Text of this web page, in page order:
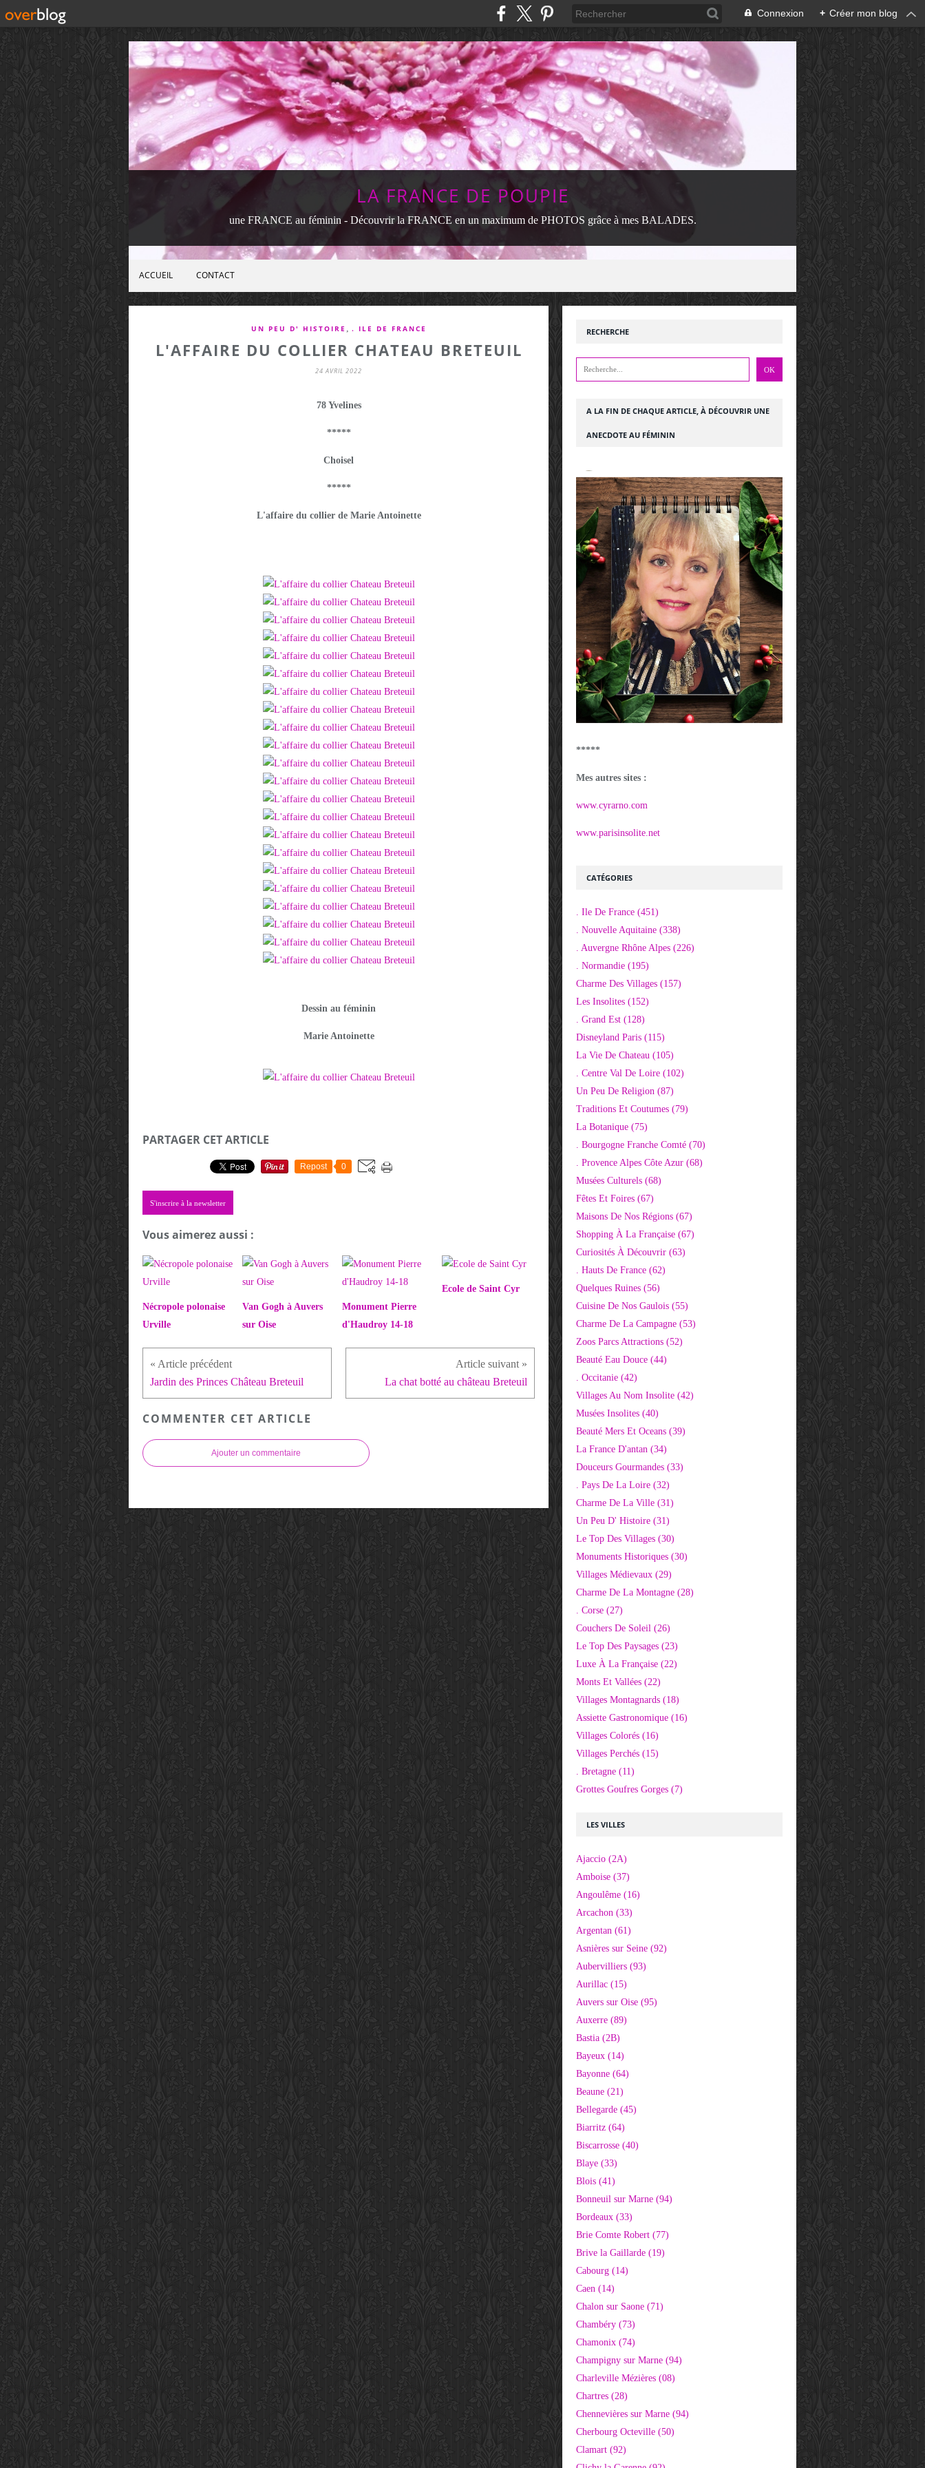
Connexion + Créer mon blog
LA FRANCE DE POUPIE
une FRANCE au féminin - Découvrir la FRANCE en un maximum de PHOTOS grâce à mes BALADES.
ACCUEIL CONTACT
UN PEU D' HISTOIRE . ILE DE FRANCE
L'AFFAIRE DU COLLIER CHATEAU BRETEUIL
24 AVRIL 2022
78 Yvelines
*****
Choisel
*****
L'affaire du collier de Marie Antoinette
Dessin au féminin
Marie Antoinette
PARTAGER CET ARTICLE
Repost 0
S'inscrire à la newsletter
Vous aimerez aussi :
Nécropole polonaise
Urville
Van Gogh à Auvers
sur Oise
Monument Pierre
d'Haudroy 14-18
Ecole de Saint Cyr
Jardin des Princes Château Breteuil La chat botté au château Breteuil
COMMENTER CET ARTICLE
Ajouter un commentaire
RECHERCHE
LES VILLES
Ajaccio (2A)
Amboise (37)
Angoulême (16)
Arcachon (33)
Argentan (61)
Asnières sur Seine (92)
Aubervilliers (93)
Aurillac (15)
Auvers sur Oise (95)
Auxerre (89)
Bastia (2B)
Bayeux (14)
Bayonne (64)
Beaune (21)
Bellegarde (45)
Biarritz (64)
Biscarrosse (40)
Blaye (33)
Blois (41)
Bonneuil sur Marne (94)
Bordeaux (33)
Brie Comte Robert (77)
Brive la Gaillarde (19)
Cabourg (14)
Caen (14)
Chalon sur Saone (71)
Chambéry (73)
Chamonix (74)
Champigny sur Marne (94)
Charleville Mézières (08)
Chartres (28)
Chennevières sur Marne (94)
Cherbourg Octeville (50)
Clamart (92)
CATÉGORIES
. Ile De France (451)
. Nouvelle Aquitaine (338)
. Auvergne Rhône Alpes (226)
. Normandie (195)
Charme Des Villages (157)
Les Insolites (152)
. Grand Est (128)
Disneyland Paris (115)
La Vie De Chateau (105)
. Centre Val De Loire (102)
Un Peu De Religion (87)
Traditions Et Coutumes (79)
La Botanique (75)
. Bourgogne Franche Comté (70)
. Provence Alpes Côte Azur (68)
Musées Culturels (68)
Fêtes Et Foires (67)
Maisons De Nos Régions (67)
Shopping À La Française (67)
Curiosités À Découvrir (63)
. Hauts De France (62)
Quelques Ruines (56)
Cuisine De Nos Gaulois (55)
Charme De La Campagne (53)
Zoos Parcs Attractions (52)
Beauté Eau Douce (44)
. Occitanie (42)
Villages Au Nom Insolite (42)
Musées Insolites (40)
Beauté Mers Et Oceans (39)
La France D'antan (34)
Douceurs Gourmandes (33)
. Pays De La Loire (32)
Charme De La Ville (31)
Un Peu D' Histoire (31)
Le Top Des Villages (30)
Monuments Historiques (30)
Villages Médievaux (29)
Charme De La Montagne (28)
. Corse (27)
Couchers De Soleil (26)
Le Top Des Paysages (23)
Luxe À La Française (22)
Monts Et Vallées (22)
Villages Montagnards (18)
Assiette Gastronomique (16)
Villages Colorés (16)
Villages Perchés (15)
. Bretagne (11)
Grottes Goufres Gorges (7)
A LA FIN DE CHAQUE ARTICLE, À DÉCOUVRIR UNE
ANECDOTE AU FÉMININ
*****
Mes autres sites :
www.cyrarno.com
www.parisinsolite.net